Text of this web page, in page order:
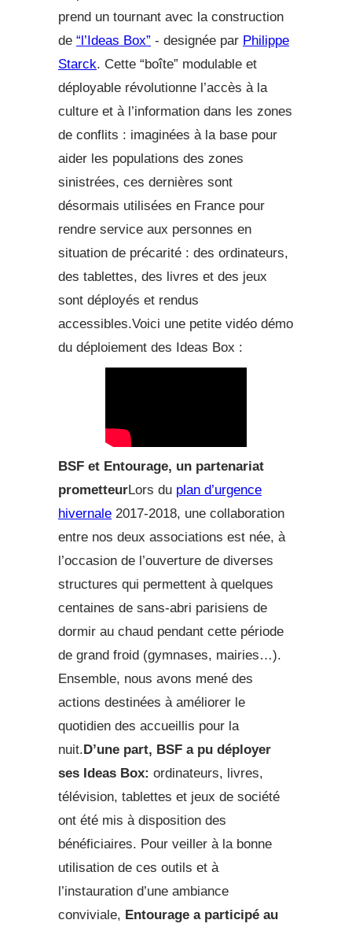
prend un tournant avec la construction
de “l’Ideas Box” - designée par Philippe
Starck. Cette “boîte” modulable et
déployable révolutionne l’accès à la
culture et à l’information dans les zones
de conflits : imaginées à la base pour
aider les populations des zones
sinistrées, ces dernières sont
désormais utilisées en France pour
rendre service aux personnes en
situation de précarité : des ordinateurs,
des tablettes, des livres et des jeux
sont déployés et rendus
accessibles.Voici une petite vidéo démo
du déploiement des Ideas Box :
BSF et Entourage, un partenariat
prometteurLors du plan d’urgence
hivernale 2017-2018, une collaboration
entre nos deux associations est née, à
l’occasion de l’ouverture de diverses
structures qui permettent à quelques
centaines de sans-abri parisiens de
dormir au chaud pendant cette période
de grand froid (gymnases, mairies…).
Ensemble, nous avons mené des
actions destinées à améliorer le
quotidien des accueillis pour la
nuit. D’une part, BSF a pu déployer
ses Ideas Box: ordinateurs, livres,
télévision, tablettes et jeux de société
ont été mis à disposition des
bénéficiaires. Pour veiller à la bonne
utilisation de ces outils et à
l’instauration d’une ambiance
conviviale, Entourage a participé au